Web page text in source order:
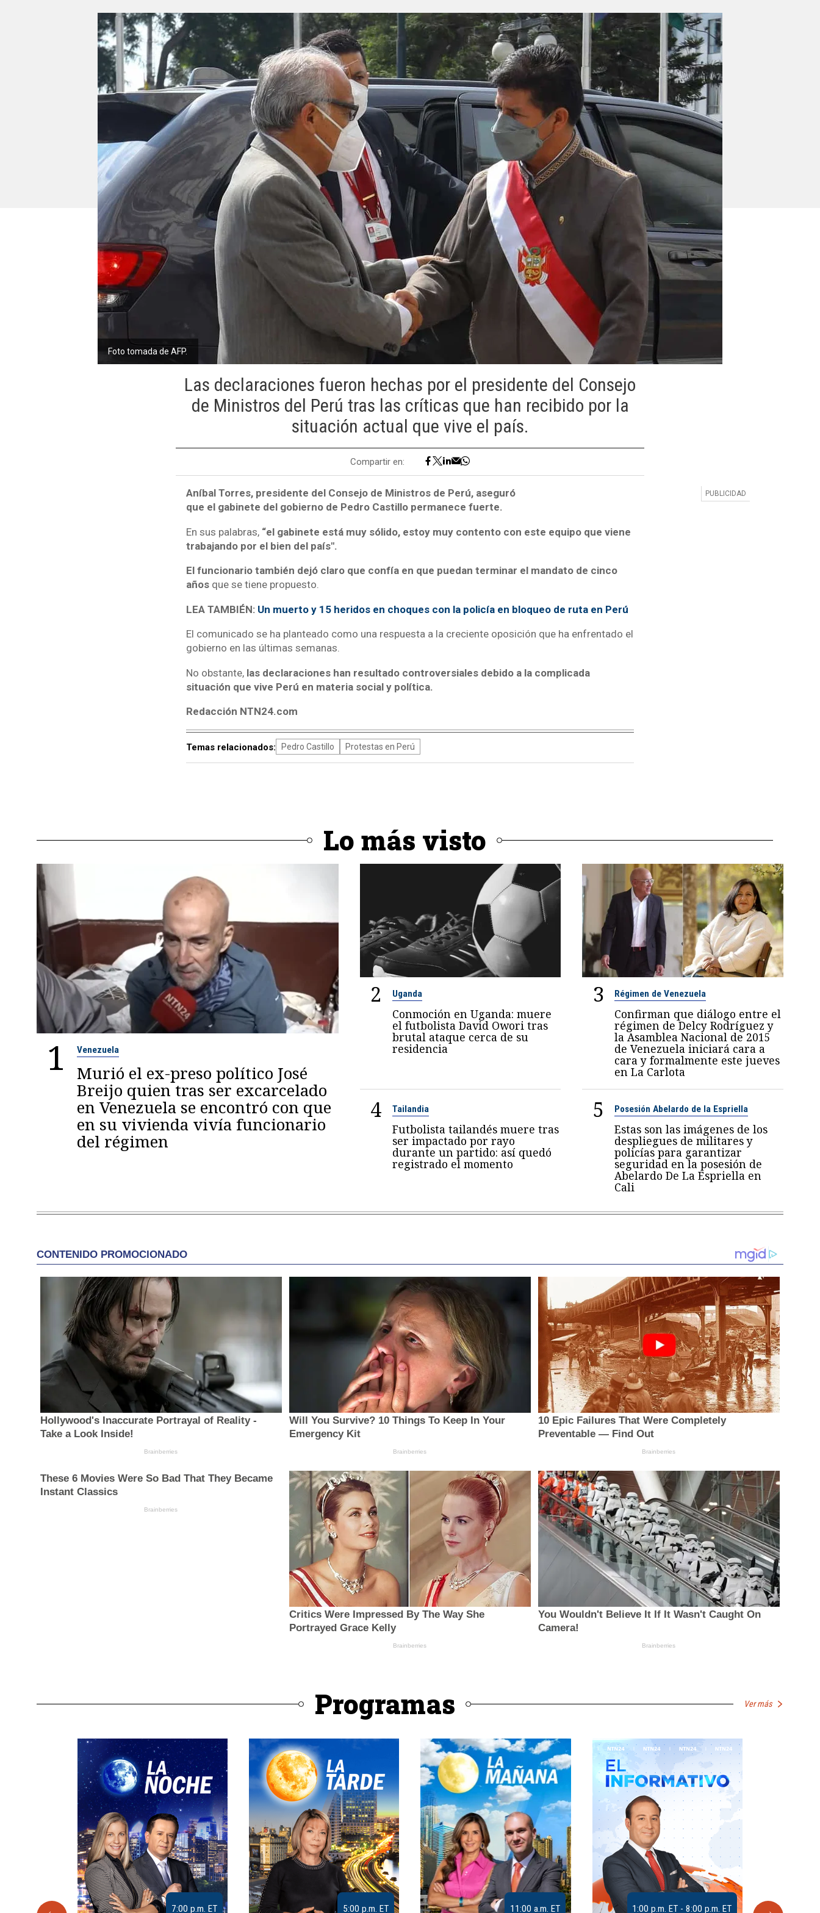
Foto tomada de AFP.
Las declaraciones fueron hechas por el presidente del Consejo
de Ministros del Perú tras las críticas que han recibido por la
situación actual que vive el país.
Compartir en:
Aníbal Torres, presidente del Consejo de Ministros de Perú, aseguró
que el gabinete del gobierno de Pedro Castillo permanece fuerte.
En sus palabras, “el gabinete está muy sólido, estoy muy contento con este equipo que viene
trabajando por el bien del país".
El funcionario también dejó claro que confía en que puedan terminar el mandato de cinco
años que se tiene propuesto.
LEA TAMBIÉN:Un muerto y 15 heridos en choques con la policía en bloqueo de ruta en Perú
El comunicado se ha planteado como una respuesta a la creciente oposición que ha enfrentado el
gobierno en las últimas semanas.
No obstante, las declaraciones han resultado controversiales debido a la complicada
situación que vive Perú en materia social y política.
Redacción NTN24.com
Temas relacionados: Pedro Castillo Protestas en Perú
Lo más visto
1 Venezuela
Murió el ex-preso político José
Breijo quien tras ser excarcelado
en Venezuela se encontró con que
en su vivienda vivía funcionario
del régimen
2 Uganda
Conmoción en Uganda: muere
el futbolista David Owori tras
brutal ataque cerca de su
residencia
3 Régimen de Venezuela
Confirman que diálogo entre el
régimen de Delcy Rodríguez y
la Asamblea Nacional de 2015
de Venezuela iniciará cara a
cara y formalmente este jueves
en La Carlota
4 Tailandia
Futbolista tailandés muere tras
ser impactado por rayo
durante un partido: así quedó
registrado el momento
5 Posesión Abelardo de la Espriella
Estas son las imágenes de los
despliegues de militares y
policías para garantizar
seguridad en la posesión de
Abelardo De La Espriella en
Cali
Programas Ver más
9:30 a.m. ET 7:00 p.m. ET 5:00 p.m. ET 11:00 a.m. ET 1:00 p.m. ET - 8:00 p.m. ET